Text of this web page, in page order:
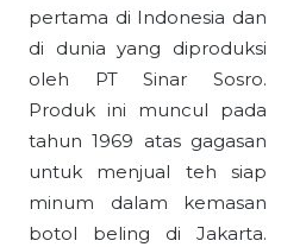
pertama di Indonesia dan
di dunia yang diproduksi
oleh PT Sinar Sosro.
Produk ini muncul pada
tahun 1969 atas gagasan
untuk menjual teh siap
minum dalam kemasan
botol beling di Jakarta.